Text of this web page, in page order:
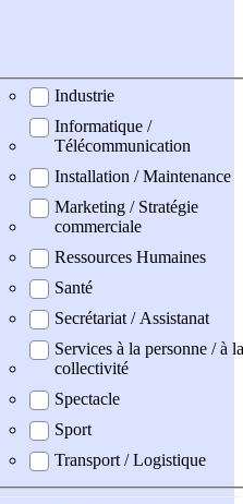
Industrie
Informatique /
Télécommunication
Installation / Maintenance
Marketing / Stratégie
commerciale
Ressources Humaines
Santé
Secrétariat / Assistanat
Services à la personne / à la
collectivité
Spectacle
Sport
Transport / Logistique